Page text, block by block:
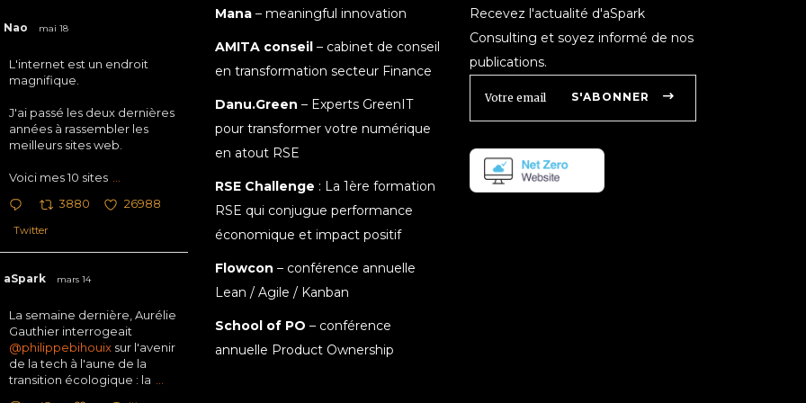
Nao mai 18
L'internet est un endroit
magnifique.
J'ai passé les deux dernières
années à rassembler les
meilleurs sites web.
Voici mes 10 sites
3880 26988
Twitter
aSpark mars 14
La semaine dernière, Aurélie
Gauthier interrogeait
@philippebihouixsur l'avenir
de la tech à l'aune de la
transition écologique : la ...
Mana – meaningful innovation
AMITA conseil – cabinet de conseil
en transformation secteur Finance
Danu.Green – Experts GreenIT
pour transformer votre numérique
en atout RSE
RSE Challenge : La 1ère formation
RSE qui conjugue performance
économique et impact positif
Flowcon – conférence annuelle
Lean / Agile / Kanban
School of PO – conférence
annuelle Product Ownership
Recevez l'actualité d'aSpark
Consulting et soyez informé de nos
publications.
S'ABONNER